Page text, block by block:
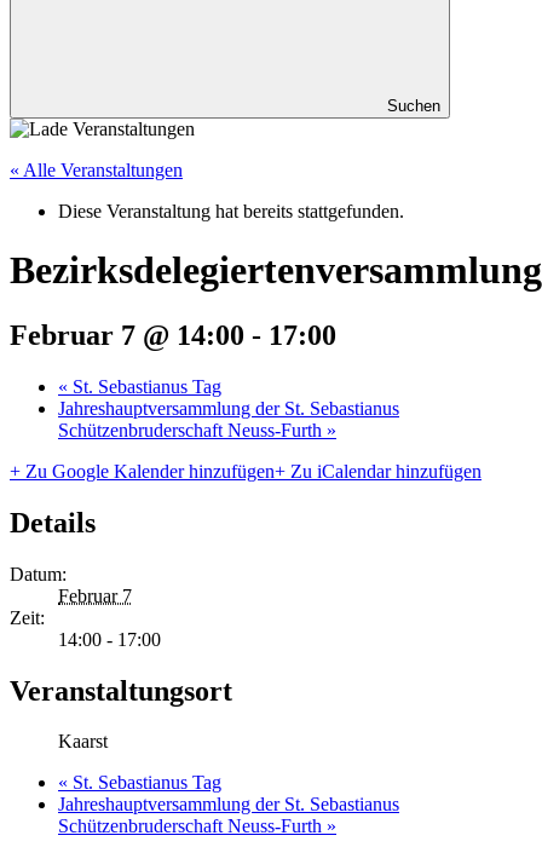
Suchen
« Alle Veranstaltungen
Diese Veranstaltung hat bereits stattgefunden.
Bezirksdelegiertenversammlung
Februar 7 @ 14:00 - 17:00
« St. Sebastianus Tag
Jahreshauptversammlung der St. Sebastianus
Schützenbruderschaft Neuss-Furth »
+ Zu Google Kalender hinzufügen+ Zu iCalendar hinzufügen
Details
Datum:
Februar 7
Zeit:
14:00 - 17:00
Veranstaltungsort
Kaarst
« St. Sebastianus Tag
Jahreshauptversammlung der St. Sebastianus
Schützenbruderschaft Neuss-Furth »